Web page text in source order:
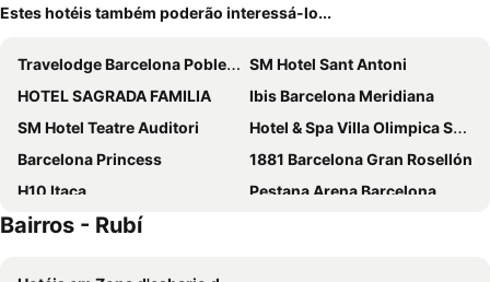
Estes hotéis também poderão interessá-lo...
Travelodge Barcelona Poblenou
SM Hotel Sant Antoni
HOTEL SAGRADA FAMILIA
Ibis Barcelona Meridiana
SM Hotel Teatre Auditori
Hotel & Spa Villa Olimpica Suites
Barcelona Princess
1881 Barcelona Gran Rosellón
H10 Itaca
Pestana Arena Barcelona
Hotel Alimara
Bairros - Rubí